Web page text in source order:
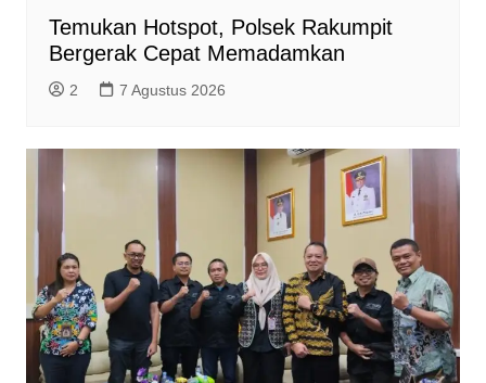
Temukan Hotspot, Polsek Rakumpit
Bergerak Cepat Memadamkan
2 7 Agustus 2026